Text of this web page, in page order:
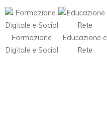
Formazione
Digitale e Social
Educazione e
Rete